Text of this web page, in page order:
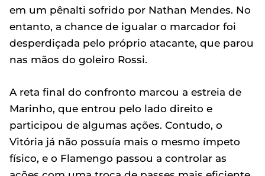
em um pênalti sofrido por Nathan Mendes. No
entanto, a chance de igualar o marcador foi
desperdiçada pelo próprio atacante, que parou
nas mãos do goleiro Rossi.
A reta final do confronto marcou a estreia de
Marinho, que entrou pelo lado direito e
participou de algumas ações. Contudo, o
Vitória já não possuía mais o mesmo ímpeto
físico, e o Flamengo passou a controlar as